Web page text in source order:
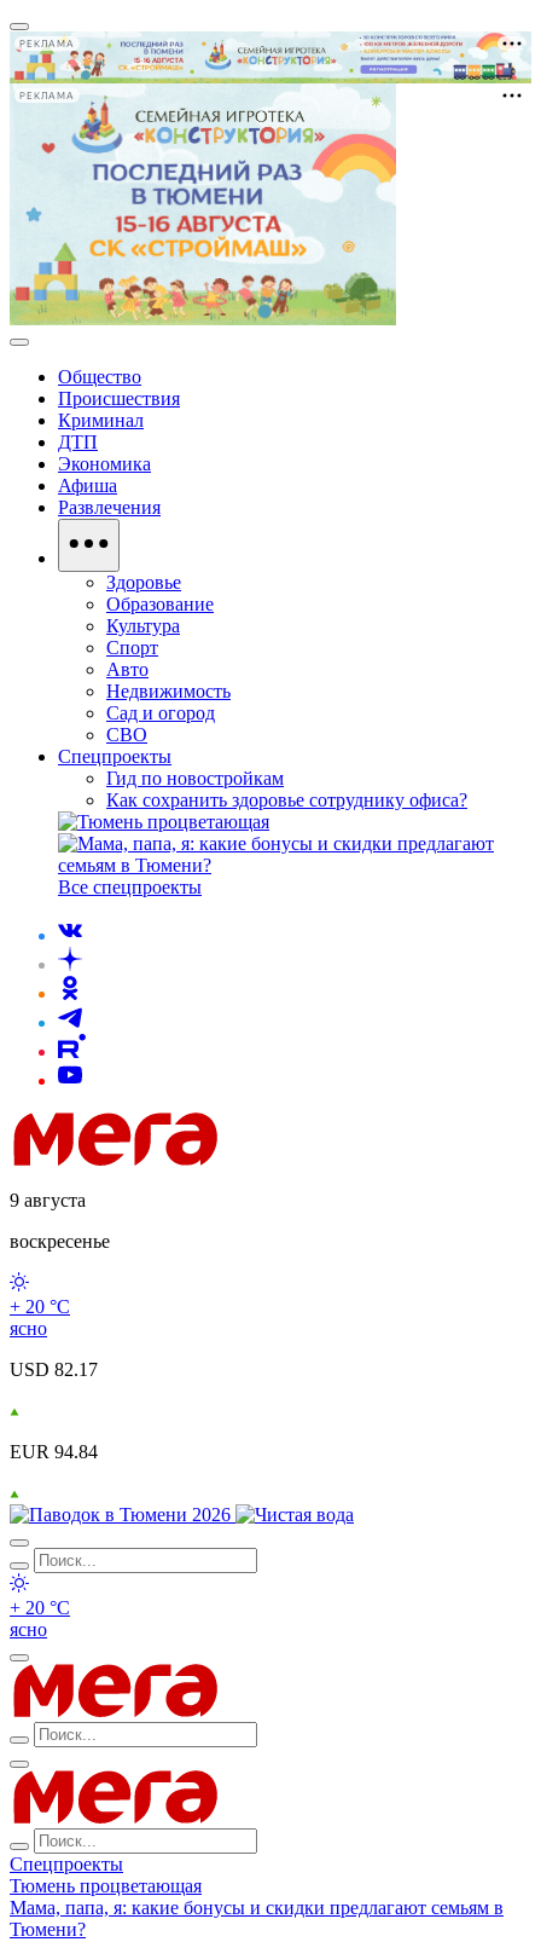
РЕКЛАМА
РЕКЛАМА
Общество
Происшествия
Криминал
ДТП
Экономика
Афиша
Развлечения
Здоровье
Образование
Культура
Спорт
Авто
Недвижимость
Сад и огород
СВО
Спецпроекты
Гид по новостройкам
Как сохранить здоровье сотруднику офиса?
Все спецпроекты
9 августа
воскресенье
+ 20 °С
ясно
USD 82.17
EUR 94.84
+ 20 °С
ясно
Спецпроекты
Тюмень процветающая
Мама, папа, я: какие бонусы и скидки предлагают семьям в
Тюмени?